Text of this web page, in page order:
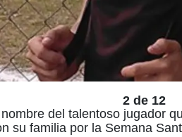
2 de 12
del talentoso jugador
su familia por la Semana